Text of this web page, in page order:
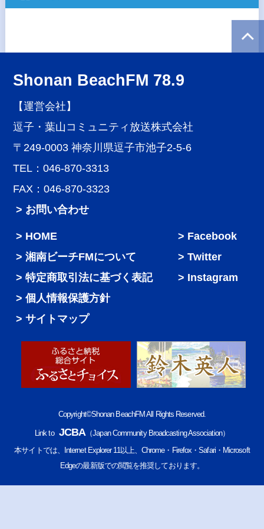
Shonan BeachFM 78.9
【運営会社】
逗子・葉山コミュニティ放送株式会社
〒249-0003 神奈川県逗子市池子2-5-6
TEL：046-870-3313
FAX：046-870-3323
> お問い合わせ
HOME
湘南ビーチFMについて
特定商取引法に基づく表記
個人情報保護方針
サイトマップ
Facebook
Twitter
Instagram
Copyright©Shonan BeachFM All Rights Reserved.
Link to JCBA（Japan Community Broadcasting Association）
本サイトでは、Internet Explorer 11以上、Chrome・Firefox・Safari・Microsoft
Edgeの最新版での閲覧を推奨しております。